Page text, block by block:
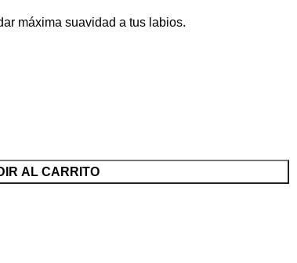
máxima suavidad a tus labios​.
AL CARRITO